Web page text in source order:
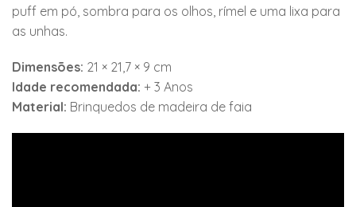
puff em pó, sombra para os olhos, rímel e uma lixa para
as unhas.
Dimensões: 21 × 21,7 × 9 cm
Idade recomendada: + 3 Anos
Material: Brinquedos de madeira de faia